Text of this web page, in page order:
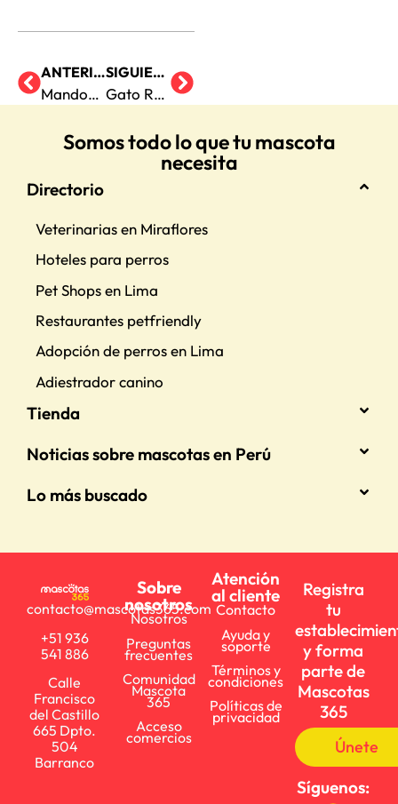
ANTERIOR
Mandos básicos para tu perro: guía práctica paso a paso
SIGUIENTE
Gato Ragamuffin: ¿El más cariñoso del mundo?
Somos todo lo que tu mascota
necesita
Directorio
Veterinarias en Miraflores
Hoteles para perros
Pet Shops en Lima
Restaurantes petfriendly
Adopción de perros en Lima
Adiestrador canino
Tienda
Noticias sobre mascotas en Perú
Lo más buscado
contacto@mascotas365.com
+51 936
541 886
Calle
Francisco
del Castillo
665 Dpto.
504
Barranco
Sobre
nosotros
Nosotros
Preguntas
frecuentes
Comunidad
Mascota
365
Acceso
comercios
Atención
al cliente
Contacto
Ayuda y
soporte
Términos y
condiciones
Políticas de
privacidad
Registra
tu
y forma
parte de
Mascotas
365
Únete
Síguenos: